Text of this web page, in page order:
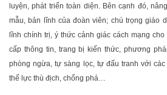
luyện, phát triển toàn diện. Bên cạnh đó,
mẫu, bản lĩnh của đoàn viên; chú trọng giáo
lĩnh chính trị, ý thức cảnh giác cách mạng
cấp thông tin, trang bị kiến thức, phương
phòng ngừa, tự sàng lọc, tự đấu tranh với
thế lực thù địch, chống phá…